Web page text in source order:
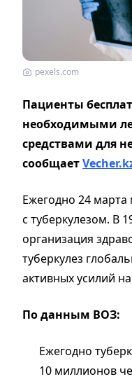
pexels.com
Пациенты
необходимыми
средствами для
сообщает
Ежегодно 24 марта
с туберкулезом. В
организация
туберкулез
активных усилий
По данным ВОЗ:
Ежегодно
10 миллионов